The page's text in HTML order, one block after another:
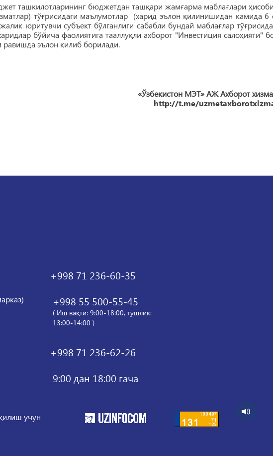
ташкилотларининг бюджетдан ташқари жамғарма маблағлари
тўғрисидаги маълумотлар (харид эълон қилинишидан камида 6
юритувчи субъект бўлганлиги сабабли бундай маблағлар
бўйича фаолиятига тааллуқли ахборот "Инвестиция салоҳияти"
эълон қилиб борилади.
«Ўзбекистон МЭТ» АЖ Ахборот
http://t.me/
+998 71 236-60-35
+998 55 500-55-45
( Иш вақти: 9:00-18:00, тушлик:
13:00-14:00 )
+998 71 236-62-26
9:00 дан 18:00 гача
учун